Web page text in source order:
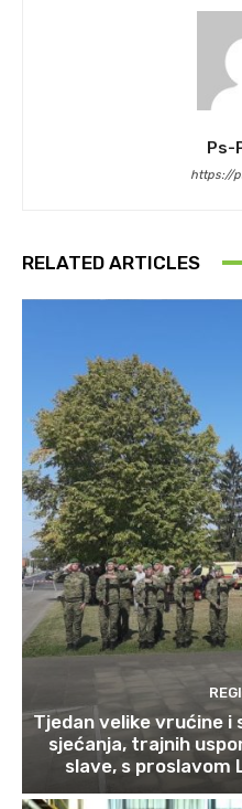
Ps-
https://
RELATED ARTICLES
Tjedan velike vrućine i
sjećanja, trajnih
slave, s proslavom